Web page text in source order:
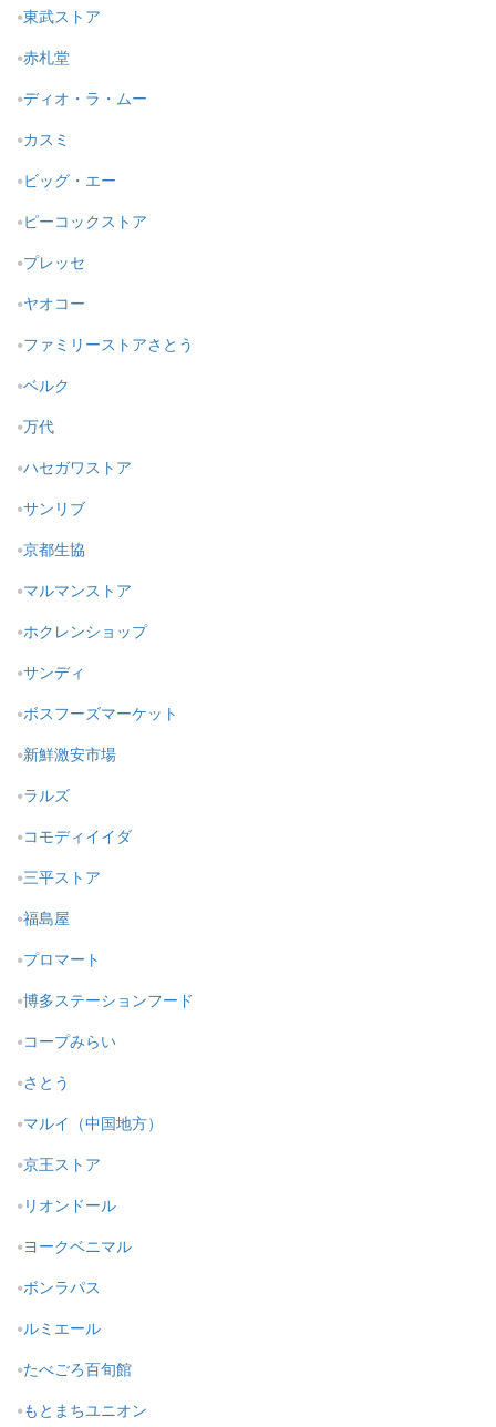
東武ストア
赤札堂
ディオ・ラ・ムー
カスミ
ビッグ・エー
ピーコックストア
プレッセ
ヤオコー
ファミリーストアさとう
ベルク
万代
ハセガワストア
サンリブ
京都生協
マルマンストア
ホクレンショップ
サンディ
ボスフーズマーケット
新鮮激安市場
ラルズ
コモディイイダ
三平ストア
福島屋
プロマート
博多ステーションフード
コープみらい
さとう
マルイ（中国地方）
京王ストア
リオンドール
ヨークベニマル
ボンラパス
ルミエール
たべごろ百旬館
もとまちユニオン